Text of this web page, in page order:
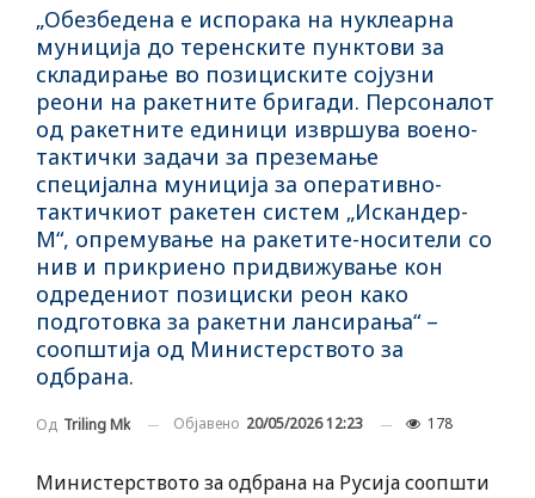
„Обезбедена е испорака на нуклеарна
муниција до теренските пунктови за
складирање во позициските сојузни
реони на ракетните бригади. Персоналот
од ракетните единици извршува воено-
тактички задачи за преземање
специјална муниција за оперативно-
тактичкиот ракетен систем „Искандер-
М“, опремување на ракетите-носители со
нив и прикриено придвижување кон
одредениот позициски реон како
подготовка за ракетни лансирања“ –
соопштија од Министерството за
одбрана.
Од Triling Mk Објавено 20/05/2026 12:23 178
Министерството за одбрана на Русија соопшти